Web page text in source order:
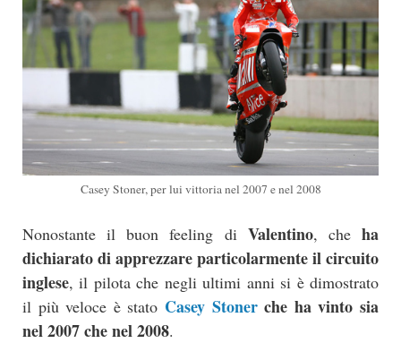
Casey Stoner, per lui vittoria nel 2007 e nel 2008
Nonostante il buon feeling di Valentino, cheha
dichiarato di apprezzare particolarmente il circuito
inglese, il pilota che negli ultimi anni si è dimostrato
il più veloce è stato Casey Stonerche ha vinto sia
nel 2007 che nel 2008.